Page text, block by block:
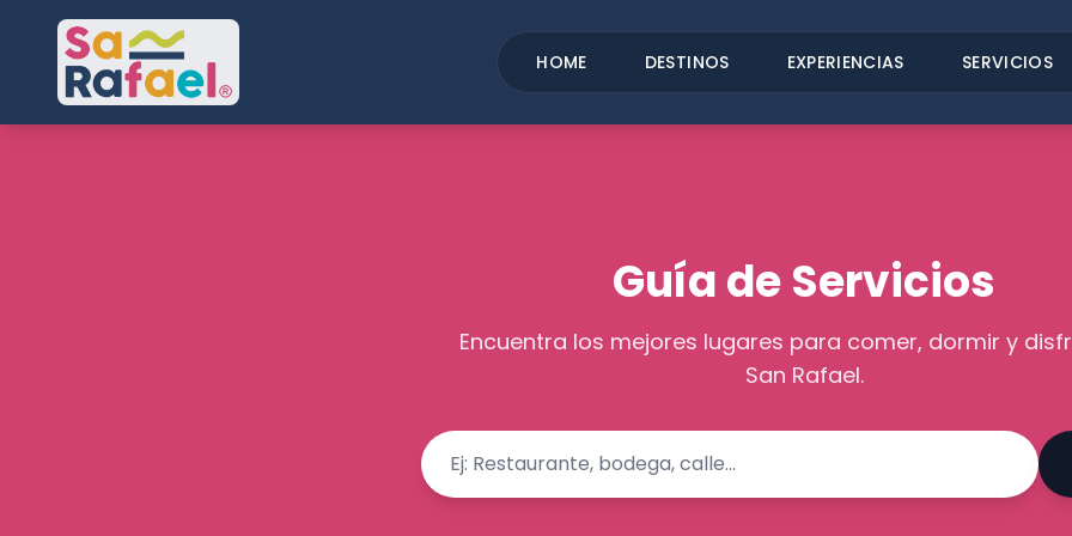
HOME DESTINOS EXPERIENCIAS SERVICIOS
Guía de Servicios
Encuentra los mejores lugares para comer, dormir y
San Rafael.